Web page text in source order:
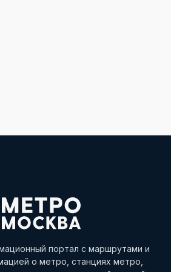
портал с маршрутами и
о метро, станциях метро,